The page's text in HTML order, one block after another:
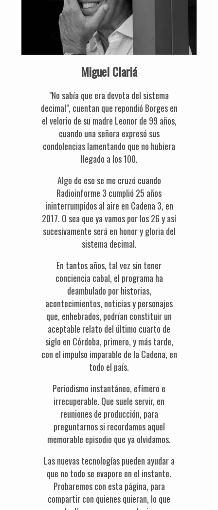
Miguel Clariá
"No sabía que era devota del sistema
decimal", cuentan que repondió Borges en
el velorio de su madre Leonor de 99 años,
cuando una señora expresó sus
condolencias lamentando que no hubiera
llegado a los 100.
Algo de eso se me cruzó cuando
Radioinforme 3 cumplió 25 años
ininterrumpidos al aire en Cadena 3, en
2017. O sea que ya vamos por los 26 y así
sucesivamente será en honor y gloria del
sistema decimal.
En tantos años, tal vez sin tener
conciencia cabal, el programa ha
deambulado por historias,
acontecimientos, noticias y personajes
que, enhebrados, podrían constituir un
aceptable relato del último cuarto de
siglo en Córdoba, primero, y más tarde,
con el impulso imparable de la Cadena, en
todo el país.
Periodismo instantáneo, efímero e
irrecuperable. Que suele servir, en
reuniones de producción, para
preguntarnos si recordamos aquel
memorable episodio que ya olvidamos.
Las nuevas tecnologías pueden ayudar a
que no todo se evapore en el instante.
Probaremos con esta página, para
compartir con quienes quieran, lo que